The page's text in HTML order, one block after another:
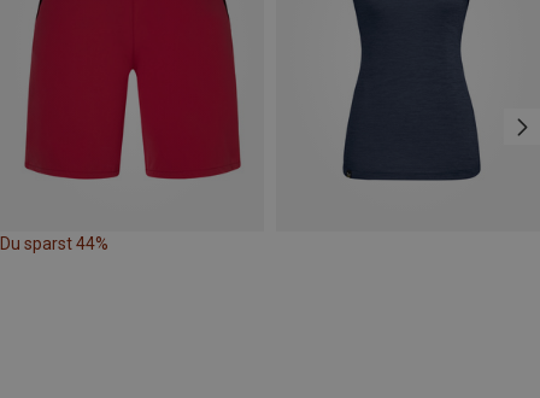
Du sparst 44%